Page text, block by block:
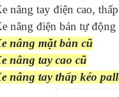
nâng tay điện cao,
nâng điện bán tự
nâng mặt bàn cũ
nâng tay cao cũ
nâng tay thấp kéo